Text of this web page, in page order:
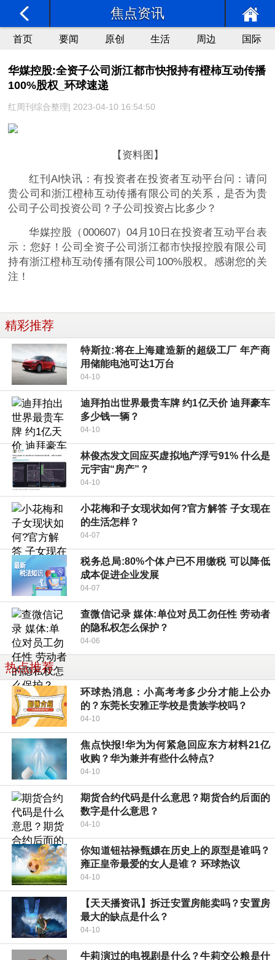
焦点资讯
首页 要闻 原创 生活 周边 国际
华媒控股:全资子公司浙江都市快报持有橙柿互动传播
100%股权_环球速递
红周刊综合整理| 2023-04-10 16:54:50
【资料图】
红刊AI快讯：有投资者在投资者互动平台问：请问
贵公司和浙江橙柿互动传播有限公司的关系，是否为贵
公司子公司投资公司？子公司投资占比多少？
华媒控股（000607）04月10日在投资者互动平台表
示：您好！公司全资子公司浙江都市快报控股有限公司
持有浙江橙柿互动传播有限公司100%股权。感谢您的关
注！
精彩推荐
特斯拉:将在上海建造新的超级工厂 年产商
用储能电池可达1万台
04-10
迪拜拍出世界最贵车牌 约1亿天价 迪拜豪车
多少钱一辆？
04-10
林俊杰发文回应买虚拟地产浮亏91% 什么是
元宇宙“房产”？
04-10
小花梅和子女现状如何?官方解答 子女现在
的生活怎样？
04-07
税务总局:80%个体户已不用缴税 可以降低
成本促进企业发展
04-07
查微信记录 媒体:单位对员工勿任性 劳动者
的隐私权怎么保护？
04-06
热点推荐
环球热消息：小高考考多少分才能上公办
的？东莞长安雅正学校是贵族学校吗？
04-10
焦点快报!华为为何紧急回应东方材料21亿
收购？华为兼并有些什么特点?
04-10
期货合约代码是什么意思？期货合约后面的
数字是什么意思？
04-10
你知道钮祜禄甄嬛在历史上的原型是谁吗？
雍正皇帝最爱的女人是谁？ 环球热议
04-10
【天天播资讯】拆迁安置房能卖吗？安置房
最大的缺点是什么？
04-10
牛莉演过的电视剧是什么？牛莉交公粮是什